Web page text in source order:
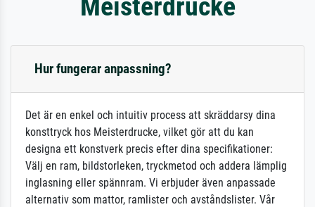
Hur fungerar anpassning?
Det är en enkel och intuitiv process att skräddarsy dina
konsttryck hos Meisterdrucke, vilket gör att du kan
designa ett konstverk precis efter dina specifikationer:
Välj en ram, bildstorleken, tryckmetod och addera lämplig
inglasning eller spännram. Vi erbjuder även anpassade
alternativ som mattor, ramlister och avståndslister. Vår